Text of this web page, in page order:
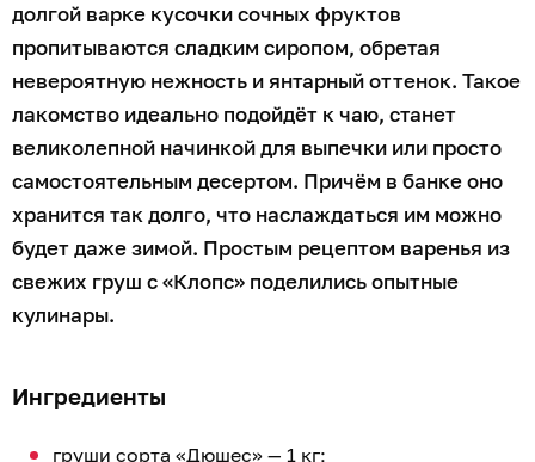
долгой варке кусочки сочных фруктов
пропитываются сладким сиропом, обретая
невероятную нежность и янтарный оттенок. Такое
лакомство идеально подойдёт к чаю, станет
великолепной начинкой для выпечки или просто
самостоятельным десертом. Причём в банке оно
хранится так долго, что наслаждаться им можно
будет даже зимой. Простым рецептом варенья из
свежих груш с «Клопс» поделились опытные
кулинары.
Ингредиенты
груши сорта «Дюшес» — 1 кг;